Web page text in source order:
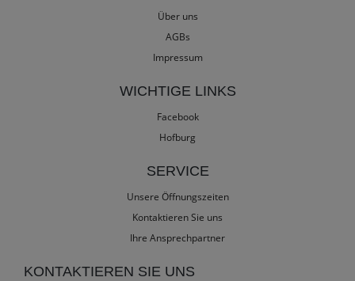
Über uns
AGBs
Impressum
WICHTIGE LINKS
Facebook
Hofburg
SERVICE
Unsere Öffnungszeiten
Kontaktieren Sie uns
Ihre Ansprechpartner
KONTAKTIEREN SIE UNS